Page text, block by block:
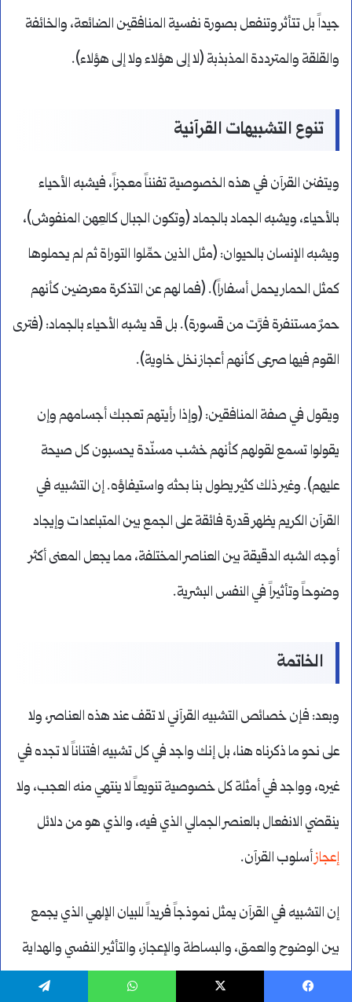
جيداً بل تتأثر وتنفعل بصورة نفسية المنافقين الضائعة، والخائفة
والقلقة والمترددة المذبذبة (لا إلى هؤلاء ولا إلى هؤلاء).
تنوع التشبيهات القرآنية
ويتفنن القرآن في هذه الخصوصية تفنناً معجزاً، فيشبه الأحياء
بالأحياء، ويشبه الجماد بالجماد (وتكون الجبال كالعِهن المنفوش)،
ويشبه الإنسان بالحيوان: (مثل الذين حمِّلوا التوراة ثم لم يحملوها
كمثل الحمار يحمل أسفاراً). (فما لهم عن التذكرة معرضين كأنهم
حمرٌ مستنفرة فرَّت من قسورة). بل قد يشبه الأحياء بالجماد: (فترى
القوم فيها صرعى كأنهم أعجاز نخل خاوية).
ويقول في صفة المنافقين: (وإذا رأيتهم تعجبك أجسامهم وإن
يقولوا تسمع لقولهم كأنهم خشب مسنّدة يحسبون كل صيحة
عليهم). وغير ذلك كثير يطول بنا بحثه واستيفاؤه. إن التشبيه في
القرآن الكريم يظهر قدرة فائقة على الجمع بين المتباعدات وإيجاد
أوجه الشبه الدقيقة بين العناصر المختلفة، مما يجعل المعنى أكثر
وضوحاً وتأثيراً في النفس البشرية.
الخاتمة
وبعد: فإن خصائص التشبيه القرآني لا تقف عند هذه العناصر، ولا
على نحو ما ذكرناه هنا، بل إنك واجد في كل تشبيه افتناناً لا تجده في
غيره، وواجد في أمثلة كل خصوصية تنويعاً لا ينتهي منه العجب، ولا
ينقضي الانفعال بالعنصر الجمالي الذي فيه، والذي هو من دلائل
إعجازأسلوب القرآن.
إن التشبيه في القرآن يمثل نموذجاً فريداً للبيان الإلهي الذي يجمع
بين الوضوح والعمق، والبساطة والإعجاز، والتأثير النفسي والهداية
الروحية. فكل تشبيه قرآني يحمل في طياته معاني متعددة ودلالات